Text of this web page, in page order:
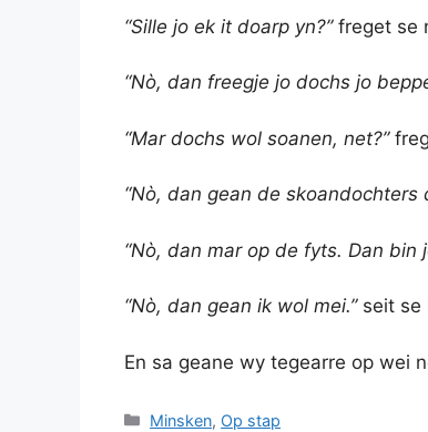
“Sille jo ek it doarp yn?”freget se
“Nò, dan freegje jo dochs jo
“Mar dochs wol soanen, net?”
“Nò, dan gean de
“Nò, dan mar op de fyts. Dan bin
“Nò, dan gean ik wol mei.”seit se
En sa geane wy tegearre op wei
Categories
Minsken, Op stap